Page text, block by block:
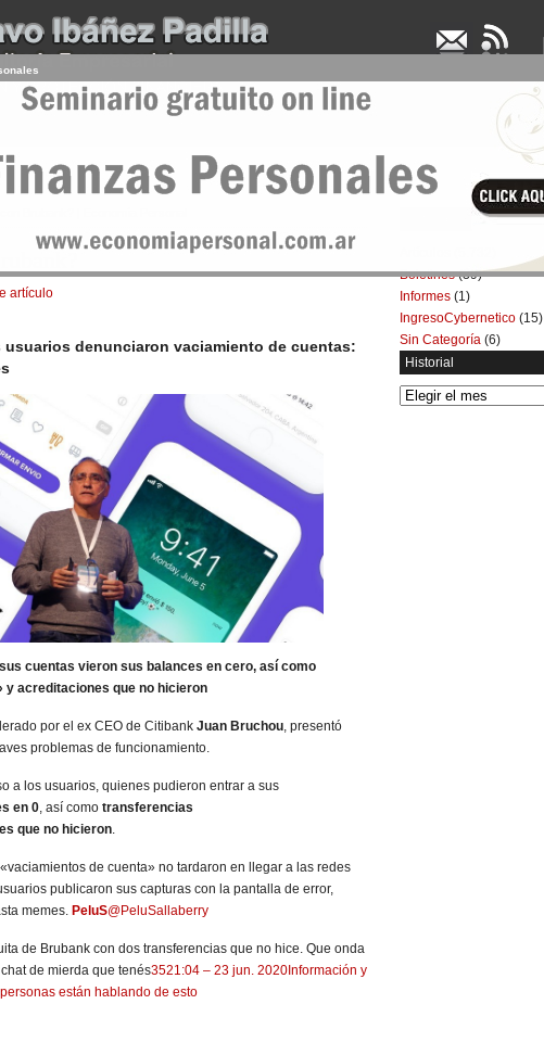
BOLETINES
Brubank? | Economía Personal
artículo
usuarios denunciaron vaciamiento de cuentas:
cuentas vieron sus balances en cero, así como
acreditaciones que no hicieron
por el ex CEO de Citibank Juan Bruchou, presentó
problemas de funcionamiento.
a los usuarios, quienes pudieron entrar a sus
en 0, así como transferencias
que no hicieron.
de cuenta» no tardaron en llegar a las redes
publicaron sus capturas con la pantalla de error,
memes. PeluS@PeluSallaberry
de Brubank con dos transferencias que no hice. Que onda
de mierda que tenés3521:04 – 23 jun. 2020 Información y
están hablando de esto
Boletines(39)
Informes (1)
IngresoCybernetico (15)
Sin Categoría (6)
Historial
Historial